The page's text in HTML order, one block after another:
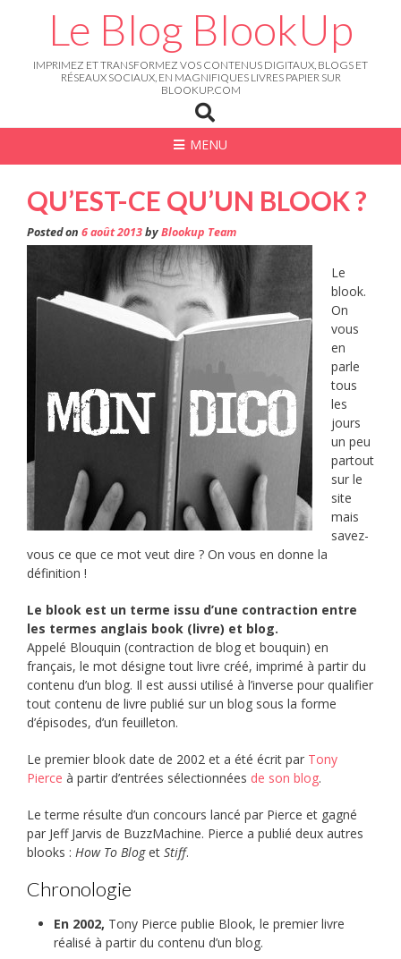
Le Blog BlookUp
IMPRIMEZ ET TRANSFORMEZ VOS CONTENUS DIGITAUX, BLOGS ET
RÉSEAUX SOCIAUX, EN MAGNIFIQUES LIVRES PAPIER SUR
BLOOKUP.COM
MENU
QU’EST-CE QU’UN BLOOK ?
Posted on 6 août 2013byBlookup Team
Le
blook.
On
vous
en
parle
tous
les
jours
un peu
partout
sur le
site
mais
savez-
vous ce que ce mot veut dire ? On vous en donne la
définition !
Le blook est un terme issu d’une contraction entre
les termes anglais book (livre) et blog.
Appelé Blouquin (contraction de blog et bouquin) en
français, le mot désigne tout livre créé, imprimé à partir du
contenu d’un blog. Il est aussi utilisé à l’inverse pour qualifier
tout contenu de livre publié sur un blog sous la forme
d’épisodes, d’un feuilleton.
Le premier blook date de 2002 et a été écrit par Tony
Pierce à partir d’entrées sélectionnées de son blog.
Le terme résulte d’un concours lancé par Pierce et gagné
par Jeff Jarvis de BuzzMachine. Pierce a publié deux autres
blooks : How To Bloget Stiff.
Chronologie
En 2002, Tony Pierce publie Blook, le premier livre
réalisé à partir du contenu d’un blog.